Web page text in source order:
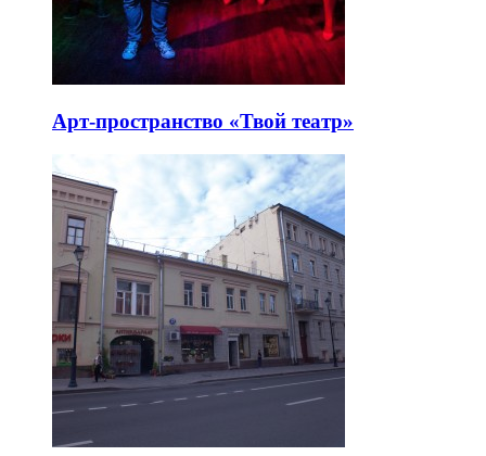
Арт-пространство «Твой театр»